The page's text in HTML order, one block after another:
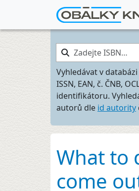
Zadejte ISBN…
Vyhledávat v
ISSN, EAN, č. ČNB,
identifikátoru.
autorů dle id autority
What to
come